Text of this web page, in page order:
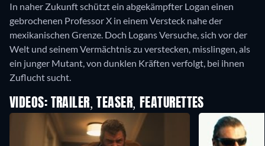
In naher Zukunft schützt ein abgekämpfter Logan einen
gebrochenen Professor X in einem Versteck nahe der
mexikanischen Grenze. Doch Logans Versuche, sich vor der
Welt und seinem Vermächtnis zu verstecken, misslingen, als
ein junger Mutant, von dunklen Kräften verfolgt, bei ihnen
Zuflucht sucht.
VIDEOS: TRAILER, TEASER, FEATURETTES